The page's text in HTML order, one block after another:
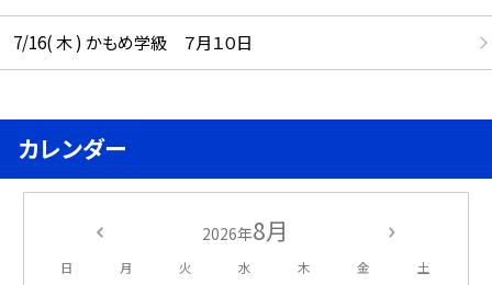
7/16( 木 ) かもめ学級 ７月１０日
カレンダー
2026年8月
日 月 火 水 木 金 土